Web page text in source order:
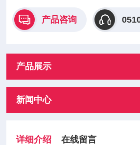
产品咨询
产品展示
新闻中心
详细介绍 在线留言